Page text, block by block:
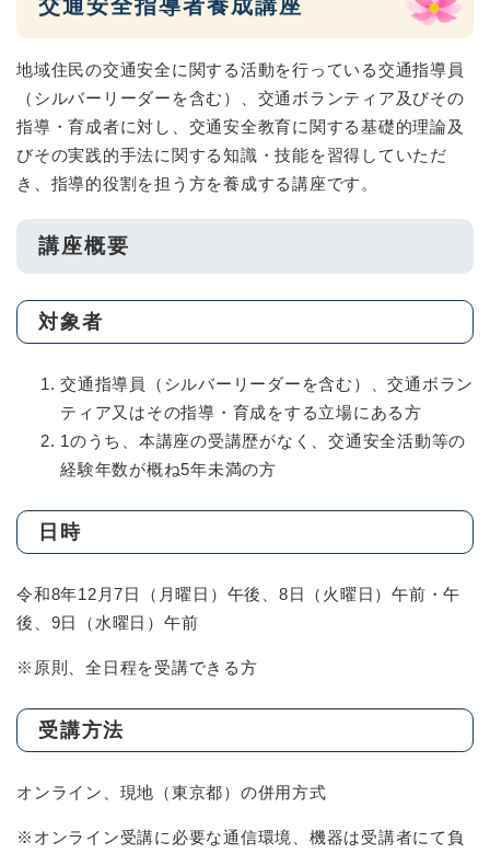
交通安全指導者養成講座
地域住民の交通安全に関する活動を行っている交通指導員
（シルバーリーダーを含む）、交通ボランティア及びその
指導・育成者に対し、交通安全教育に関する基礎的理論及
びその実践的手法に関する知識・技能を習得していただ
き、指導的役割を担う方を養成する講座です。
講座概要
対象者
交通指導員（シルバーリーダーを含む）、交通ボラン
ティア又はその指導・育成をする立場にある方
1のうち、本講座の受講歴がなく、交通安全活動等の
経験年数が概ね5年未満の方
日時
令和8年12月7日（月曜日）午後、8日（火曜日）午前・午
後、9日（水曜日）午前
※原則、全日程を受講できる方
受講方法
オンライン、現地（東京都）の併用方式
※オンライン受講に必要な通信環境、機器は受講者にて負